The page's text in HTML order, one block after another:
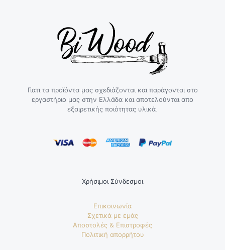
Γιατι τα προϊόντα μας σχεδιάζονται και παράγονται στο
εργαστήριο μας στην Ελλάδα και αποτελούνται απο
εξαιρετικής ποιότητας υλικά.
Χρήσιμοι Σύνδεσμοι
Επικοινωνία
Σχετικά με εμάς
Αποστολές & Επιστροφές
Πολιτική απορρήτου